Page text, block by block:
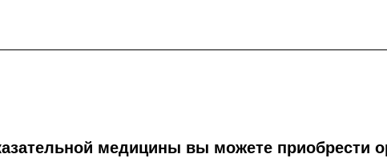
медицины вы можете приобрести